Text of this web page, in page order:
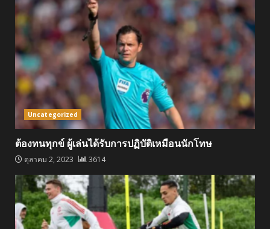
Uncategorized
ต้องทนทุกข์ ผู้เล่นได้รับการปฏิบัติเหมือนนักโทษ
ตุลาคม 2, 2023 3614